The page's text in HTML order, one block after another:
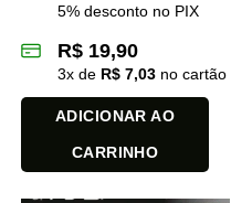
5% desconto no PIX
R$ 19,90
3x de R$ 7,03 no cartão
ADICIONAR AO
CARRINHO